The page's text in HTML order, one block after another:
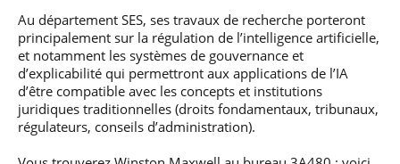
Artificielle
multimodale et
autonome
Brochures &
contacts
Événements des
formations de
Mastère Spécialisé
Au département SES, ses travaux de recherche porteront
principalement sur la régulation de l’intelligence artificielle,
et notamment les systèmes de gouvernance et
d’explicabilité qui permettront aux applications de l’IA
d’être compatible avec les concepts et institutions
juridiques traditionnelles (droits fondamentaux, tribunaux,
régulateurs, conseils d’administration).